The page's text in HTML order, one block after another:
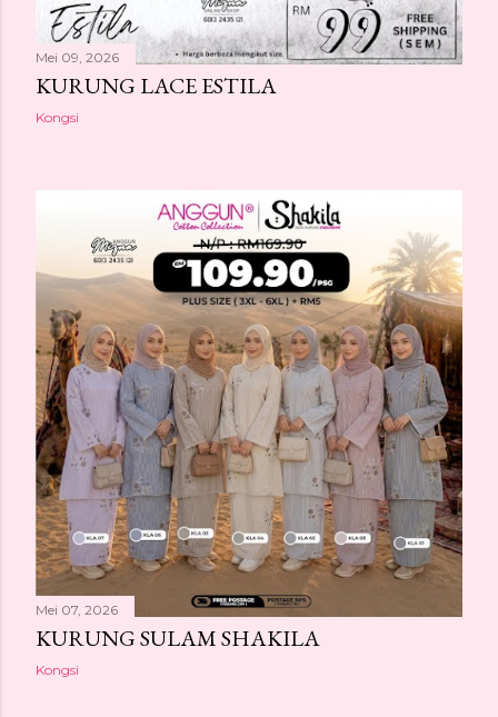
Mei 09, 2026
KURUNG LACE ESTILA
Kongsi
Mei 07, 2026
KURUNG SULAM SHAKILA
Kongsi